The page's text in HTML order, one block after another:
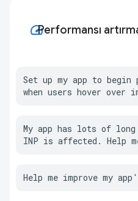
speedPerformansı
Set up my app to begin
when users hover over
My app has lots of
INP is affected. Help
Help me improve my